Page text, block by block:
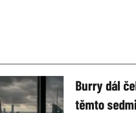
Burry dál
těmto